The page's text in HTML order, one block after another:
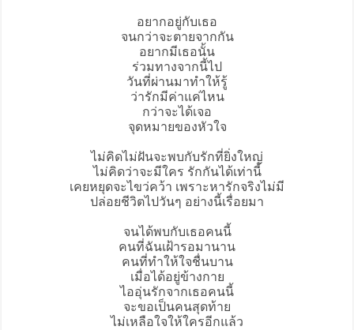
อยากอยู่กับเธอ
จนกว่าจะตายจากกัน
อยากมีเธอนั้น
ร่วมทางจากนี้ไป
วันที่ผ่านมาทำให้รู้
ว่ารักมีค่าแค่ไหน
กว่าจะได้เจอ
จุดหมายของหัวใจ
ไม่คิดไม่ฝันจะพบกับรักที่ยิ่งใหญ่
ไม่คิดว่าจะมีใคร รักกันได้เท่านี้
เคยหยุดจะไขว่คว้า เพราะหารักจริงไม่มี
ปล่อยชีวิตไปวันๆ อย่างนี้เรื่อยมา
จนได้พบกับเธอคนนี้
คนที่ฉันเฝ้ารอมานาน
คนที่ทำให้ใจชื่นบาน
เมื่อได้อยู่ข้างกาย
ไออุ่นรักจากเธอคนนี้
จะขอเป็นคนสุดท้าย
ไม่เหลือใจให้ใครอีกแล้ว